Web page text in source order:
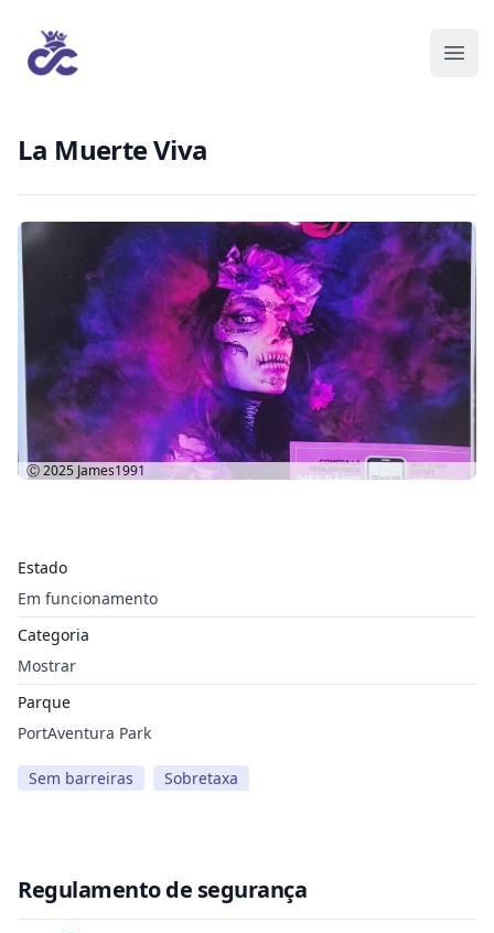
La Muerte Viva
Estado
Em funcionamento
Categoria
Mostrar
Parque
PortAventura Park
Sem barreiras Sobretaxa
Ⓒ 2025 James1991
Regulamento de segurança